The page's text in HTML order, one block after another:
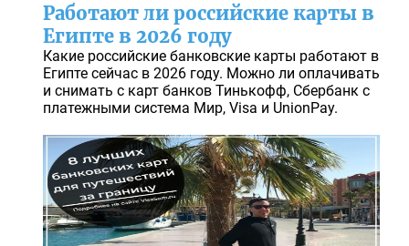
Работают ли российские карты в
Египте в 2026 году
Какие российские банковские карты работают в
Египте сейчас в 2026 году. Можно ли оплачивать
и снимать с карт банков Тинькофф, Сбербанк с
платежными система Мир, Visa и UnionPay.